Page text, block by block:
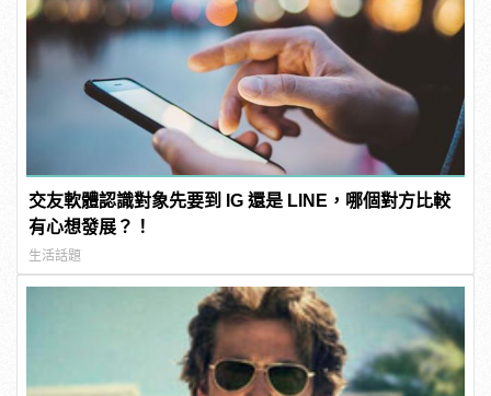
交友軟體認識對象先要到 IG 還是 LINE，哪個對方比較
有心想發展？！
生活話題